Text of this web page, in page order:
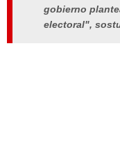
gobierno
electoral",